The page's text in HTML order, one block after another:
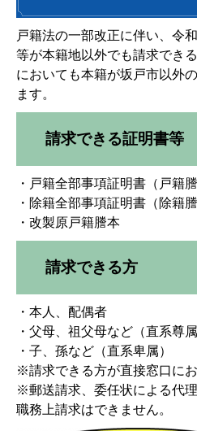
戸籍法の一部改正に伴い、令
等が本籍地以外でも請求でき
においても本籍が坂戸市以外
ます。
請求できる証明書等
・戸籍全部事項証明書（戸籍
・除籍全部事項証明書（除籍
・改製原戸籍謄本
請求できる方
・本人、配偶者
・父母、祖父母など（直系尊属
・子、孫など（直系卑属）
※請求できる方が直接窓口にお
※郵送請求、委任状による代
職務上請求はできません。